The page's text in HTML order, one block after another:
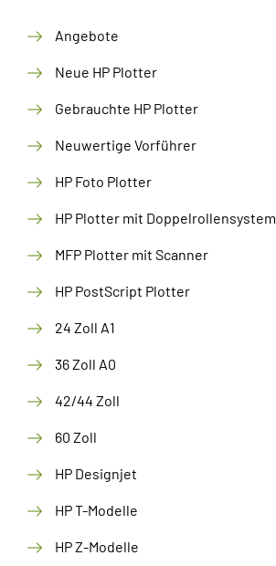
Angebote
Neue HP Plotter
Gebrauchte HP Plotter
Neuwertige Vorführer
HP Foto Plotter
HP Plotter mit Doppelrollensystem
MFP Plotter mit Scanner
HP PostScript Plotter
24 Zoll A1
36 Zoll A0
42/44 Zoll
60 Zoll
HP Designjet
HP T-Modelle
HP Z-Modelle